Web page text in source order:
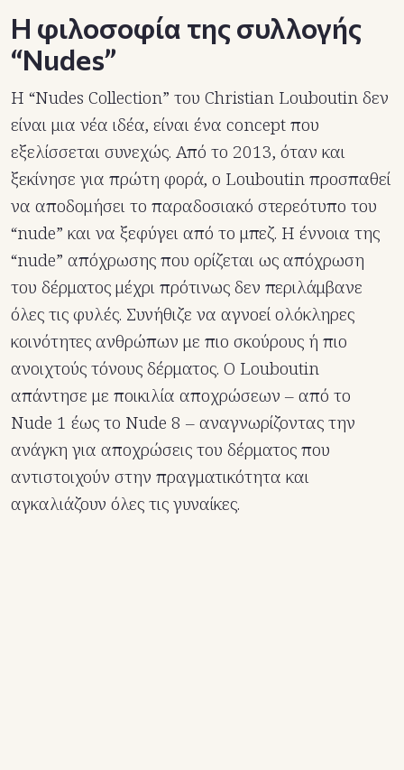
Η φιλοσοφία της συλλογής
“Nudes”
Η “Nudes Collection” του Christian Louboutin δεν
είναι μια νέα ιδέα, είναι ένα concept που
εξελίσσεται συνεχώς. Από το 2013, όταν και
ξεκίνησε για πρώτη φορά, ο Louboutin προσπαθεί
να αποδομήσει το παραδοσιακό στερεότυπο του
“nude” και να ξεφύγει από το μπεζ. Η έννοια της
“nude” απόχρωσης που ορίζεται ως απόχρωση
του δέρματος μέχρι πρότινως δεν περιλάμβανε
όλες τις φυλές. Συνήθιζε να αγνοεί ολόκληρες
κοινότητες ανθρώπων με πιο σκούρους ή πιο
ανοιχτούς τόνους δέρματος. Ο Louboutin
απάντησε με ποικιλία αποχρώσεων – από το
Nude 1 έως το Nude 8 – αναγνωρίζοντας την
ανάγκη για αποχρώσεις του δέρματος που
αντιστοιχούν στην πραγματικότητα και
αγκαλιάζουν όλες τις γυναίκες.